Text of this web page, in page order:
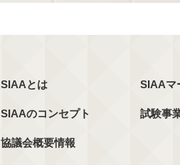
SIAAとは
SIAAのコンセプト
協議会概要情報
SIAAマ
試験事